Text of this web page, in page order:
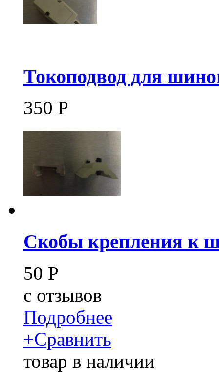
Токоподвод для
350 Р
Скобы крепления к
50 Р
c отзывов
Подробнее
+Сравнить
товар в наличии